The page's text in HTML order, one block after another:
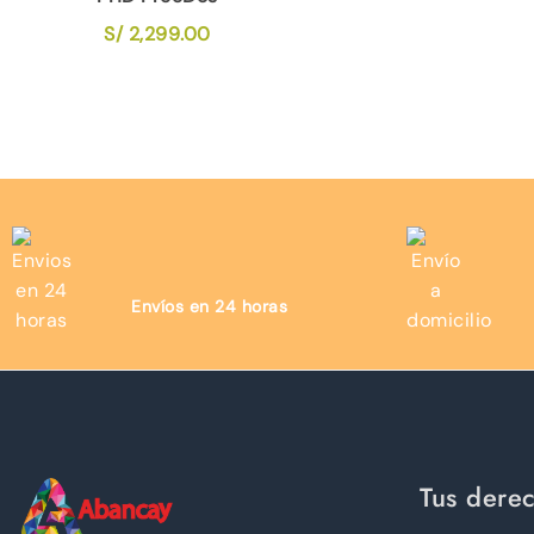
S/2,299.00
Envíos en 24 horas
Tus